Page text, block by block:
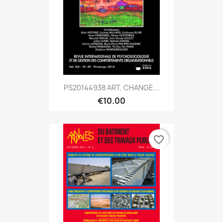
PS20144938 ART. CHANGE...
€10.00
favorite_border